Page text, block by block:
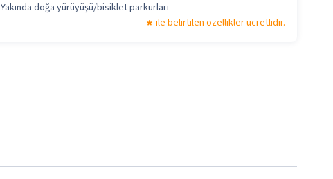
Yakında doğa yürüyüşü/bisiklet parkurları
ile belirtilen özellikler ücretlidir.